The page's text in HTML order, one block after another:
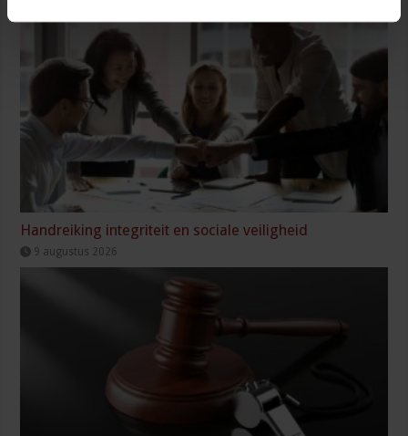
Handreiking integriteit en sociale veiligheid
9 augustus 2026